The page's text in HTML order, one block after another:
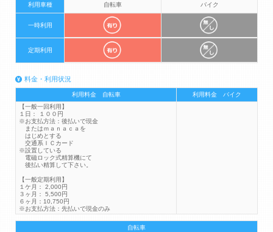
利用車種 自転車 バイク
一時利用
定期利用
料金・利用状況
利用料金 自転車
利用料金 バイク
【一般一回利用】
１日： １００円
※お支払方法：後払いで現金
またはｍａｎａｃａを
はじめとする
交通系ＩＣカード
※設置している
電磁ロック式精算機にて
後払い精算して下さい。
【一般定期利用】
１ケ月： 2,000円
３ヶ月： 5,500円
６ヶ月：10,750円
※お支払方法：先払いで現金のみ
自転車